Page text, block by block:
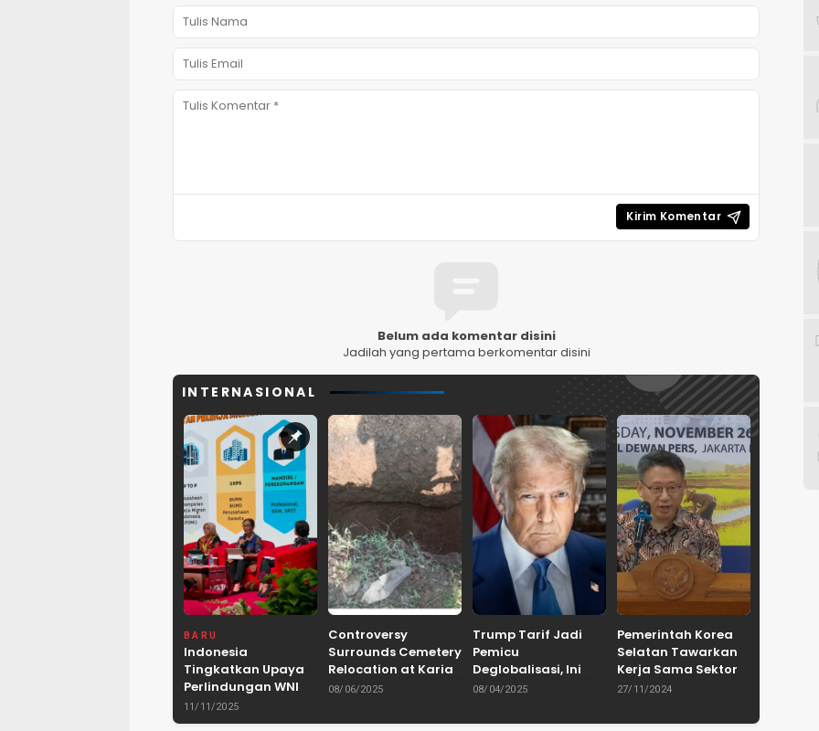
Belum ada komentar disini
Jadilah yang pertama berkomentar disini
INTERNASIONAL
BARU
Indonesia
Tingkatkan Upaya
Perlindungan WNI
dan Pemberantasan
TPPO di Asia
11/11/2025
Controversy
Surrounds Cemetery
Relocation at Karian
Dam Project in
08/06/2025
Trump Tarif Jadi
Pemicu
Deglobalisasi, Ini
Ulasan Tajam dari
ASPRINDO
08/04/2025
Pemerintah Korea
Selatan Tawarkan
Kerja Sama Sektor
Pertanian untuk
Pangan Indonesia
27/11/2024